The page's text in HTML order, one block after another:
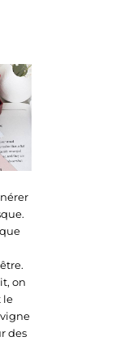
on
le
des